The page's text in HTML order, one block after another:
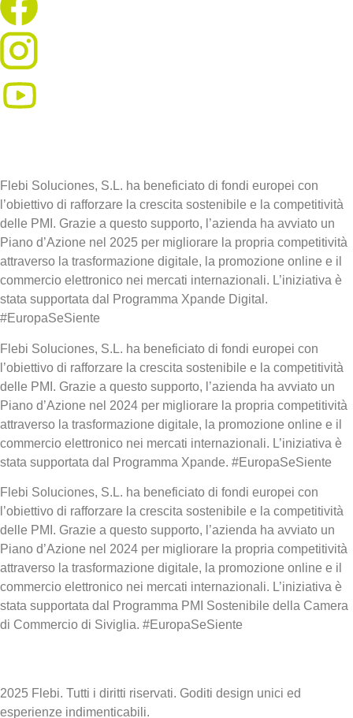
Flebi Soluciones, S.L. ha beneficiato di fondi europei con
l’obiettivo di rafforzare la crescita sostenibile e la competitività
delle PMI. Grazie a questo supporto, l’azienda ha avviato un
Piano d’Azione nel 2025 per migliorare la propria competitività
attraverso la trasformazione digitale, la promozione online e il
commercio elettronico nei mercati internazionali. L’iniziativa è
stata supportata dal Programma Xpande Digital.
#EuropaSeSiente
Flebi Soluciones, S.L. ha beneficiato di fondi europei con
l’obiettivo di rafforzare la crescita sostenibile e la competitività
delle PMI. Grazie a questo supporto, l’azienda ha avviato un
Piano d’Azione nel 2024 per migliorare la propria competitività
attraverso la trasformazione digitale, la promozione online e il
commercio elettronico nei mercati internazionali. L’iniziativa è
stata supportata dal Programma Xpande. #EuropaSeSiente
Flebi Soluciones, S.L. ha beneficiato di fondi europei con
l’obiettivo di rafforzare la crescita sostenibile e la competitività
delle PMI. Grazie a questo supporto, l’azienda ha avviato un
Piano d’Azione nel 2024 per migliorare la propria competitività
attraverso la trasformazione digitale, la promozione online e il
commercio elettronico nei mercati internazionali. L’iniziativa è
stata supportata dal Programma PMI Sostenibile della Camera
di Commercio di Siviglia. #EuropaSeSiente
2025 Flebi. Tutti i diritti riservati. Goditi design unici ed
esperienze indimenticabili.